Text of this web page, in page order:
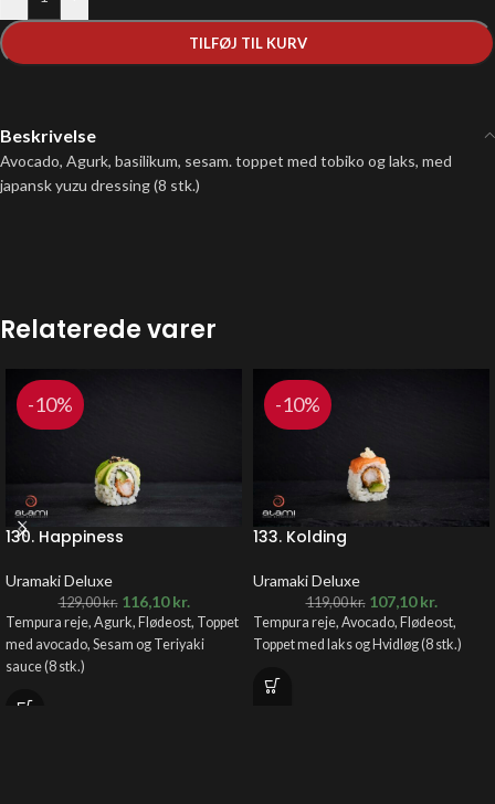
TILFØJ TIL KURV
Beskrivelse
Avocado, Agurk, basilikum, sesam. toppet med tobiko og laks, med
japansk yuzu dressing (8 stk.)
Relaterede varer
-10%
130. Happiness
Uramaki Deluxe
129,00kr. 116,10kr.
Tempura reje, Agurk, Flødeost, Toppet
med avocado, Sesam og Teriyaki
sauce (8 stk.)
-10%
133. Kolding
Uramaki Deluxe
119,00kr. 107,10kr.
Tempura reje, Avocado, Flødeost,
Toppet med laks og Hvidløg (8 stk.)